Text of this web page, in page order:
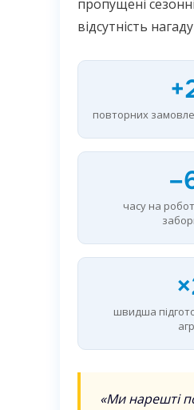
пропущені
відсутність
повторних
часу на
швидша
«Ми нарешті